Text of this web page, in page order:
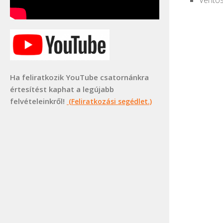
Ha feliratkozik YouTube csatornánkra
értesítést kaphat a legújabb
felvételeinkről! (Feliratkozási segédlet.)